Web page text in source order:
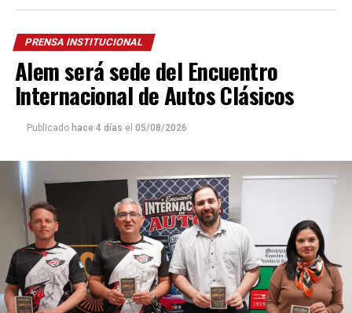
PRENSA INSTITUCIONAL
Alem será sede del Encuentro
Internacional de Autos Clásicos
Publicado hace 4 días el 05/08/2026